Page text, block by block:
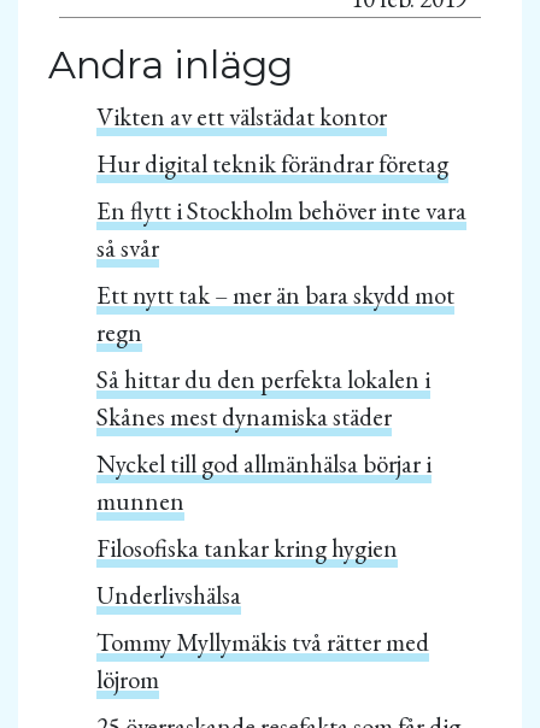
Andra inlägg
Vikten av ett välstädat kontor
Hur digital teknik förändrar företag
En flytt i Stockholm behöver inte vara
så svår
Ett nytt tak – mer än bara skydd mot
regn
Så hittar du den perfekta lokalen i
Skånes mest dynamiska städer
Nyckel till god allmänhälsa börjar i
munnen
Filosofiska tankar kring hygien
Underlivshälsa
Tommy Myllymäkis två rätter med
löjrom